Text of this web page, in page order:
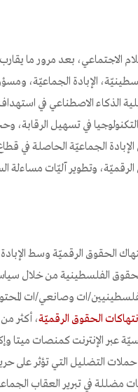
الإعلام الاجتماعي، بعد مرور ما
الإبادة الجماعيّة،
الذكاء الاصطناعي في
في تسهيل الرقابة،
الجماعيّة الحاصلة في
وتطوير آليّات مساءلة
الحقوق الرقميّة وسط
الفلسطينية من خلال
ات وصانعي/ات
الحقوق الرقميّة
إلى ذلك، انتشار حملات التضليل التي تؤثر
مضللة في تبرير العقاب